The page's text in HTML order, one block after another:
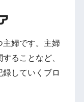
主婦です。主婦
ることなど、
していくブロ